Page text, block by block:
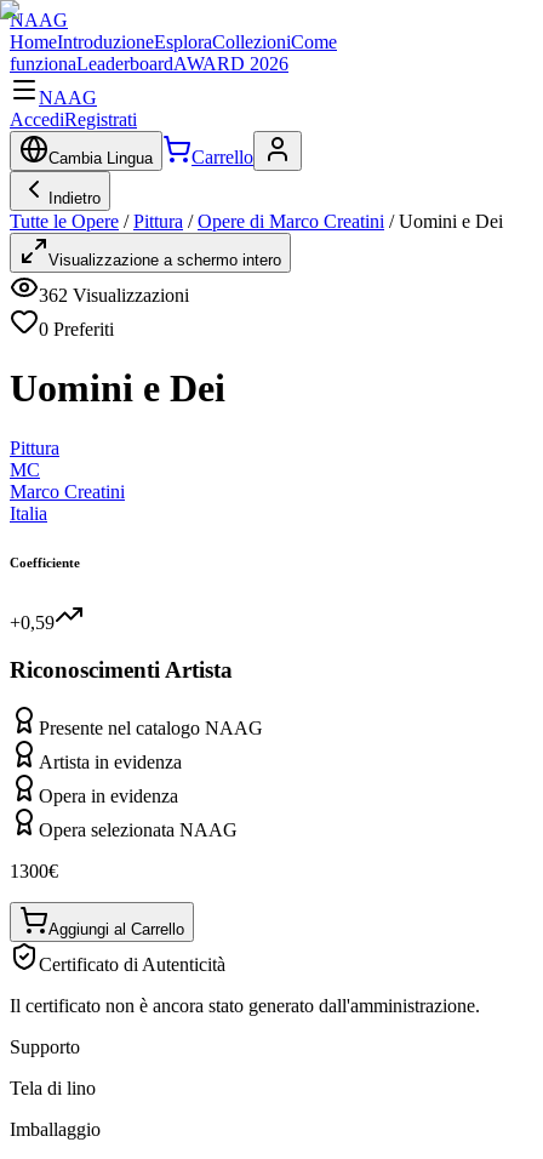
NAAG
HomeIntroduzioneEsploraCollezioniCome
funzionaLeaderboardAWARD 2026
NAAG
AccediRegistrati
Cambia Lingua Carrello
Indietro
Tutte le Opere / Pittura / Opere di Marco Creatini /Uomini e Dei
Visualizzazione a schermo intero
362 Visualizzazioni
0 Preferiti
Uomini e Dei
Pittura
MC
Marco Creatini
Italia
Coefficiente
+0,59
Riconoscimenti Artista
Presente nel catalogo NAAG
Artista in evidenza
Opera in evidenza
Opera selezionata NAAG
1300€
Aggiungi al Carrello
Certificato di Autenticità
Il certificato non è ancora stato generato dall'amministrazione.
Supporto
Tela di lino
Imballaggio